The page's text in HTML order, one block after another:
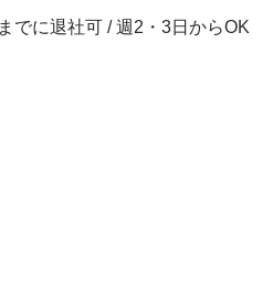
でに退社可 / 週2・3日からOK